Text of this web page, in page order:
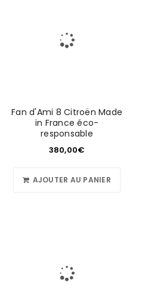
Fan d'Ami 8 Citroën Made
in France éco-
responsable
380,00€
AJOUTER AU PANIER